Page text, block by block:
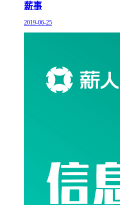
薪事
2019-06-25